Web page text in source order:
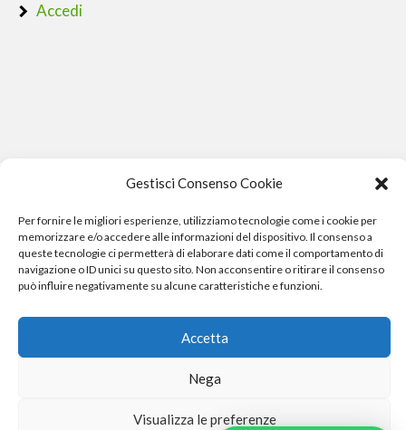
Gestisci Consenso Cookie
Per fornire le migliori esperienze, utilizziamo tecnologie come i cookie per
memorizzare e/o accedere alle informazioni del dispositivo. Il consenso a
queste tecnologie ci permetterà di elaborare dati come il comportamento di
navigazione o ID unici su questo sito. Non acconsentire o ritirare il consenso
può influire negativamente su alcune caratteristiche e funzioni.
Accetta
Nega
Visualizza le preferenze
Accedi
Phone Crash - riparazione iphone pisa smartphone computer
e gopro
Phone Crash - riparazione iphone pisa smartphone cellulari computer